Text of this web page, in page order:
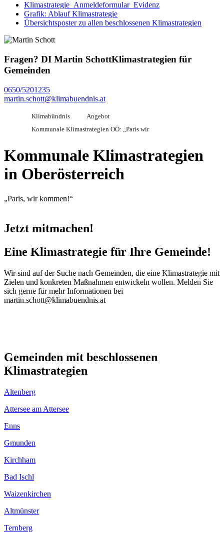
Klimastrategie_Anmeldeformular_Evidenz
Grafik: Ablauf Klimastrategie
Übersichtsposter zu allen beschlossenen Klimastrategien
Fragen? DI Martin SchottKlimastrategien für
Gemeinden
0650/5201235
martin.schott@klimabuendnis.at
Klimabündnis
Angebot
Kommunale Klimastrategien OÖ: „Paris wir
Kommunale Klimastrategien
in Oberösterreich
„Paris, wir kommen!“
Jetzt mitmachen!
Eine Klimastrategie für Ihre Gemeinde!
Wir sind auf der Suche nach Gemeinden, die eine Klimastrategie mit
Zielen und konkreten Maßnahmen entwickeln wollen. Melden Sie
sich gerne für mehr Informationen bei
martin.schott@klimabuendnis.at
Gemeinden mit beschlossenen
Klimastrategien
Altenberg
Attersee am Attersee
Enns
Gmunden
Kirchham
Bad Ischl
Waizenkirchen
Altmünster
Ternberg